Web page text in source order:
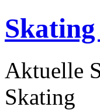
Aktuelle
Skating